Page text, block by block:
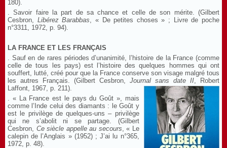
180).
. Savoir faire la part de sa chance et celle de son mérite. (Gilbert
Cesbron, Libérez Barabbas, « De petites choses » ; Livre de poche
n°3311, 1972, p. 94).
LA FRANCE ET LES FRANÇAIS
. Sauf en de rares périodes d’unanimité, l’histoire de la France (comme
celle de tous les pays) est l’histoire des quelques hommes qui ont
souffert, lutté, créé pour que la France conserve son visage malgré tous
les autres Français. (Gilbert Cesbron, Journal sans date II, Robert
Laffont, 1967, p. 211).
. « La France est le pays du Goût », mais
comme l’Inde celui des diamants : le Goût y
est le privilège de quelques-uns – privilège
qui ne s’abolit ni se partage. (Gilbert
Cesbron, Ce siècle appelle au secours, « Le
calepin de l’Anglais » (1952) ; J’ai lu n°365,
1972, p. 48).